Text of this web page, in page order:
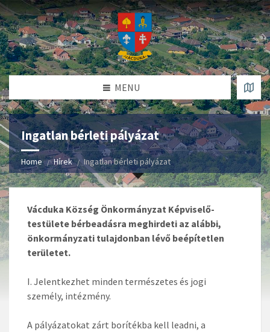
MENU
Ingatlan bérleti pályázat
Home Hírek Ingatlan bérleti pályázat
Vácduka Község Önkormányzat Képviselő-
testülete bérbeadásra meghirdeti az alábbi,
önkormányzati tulajdonban lévő beépítetlen
területet.
I. Jelentkezhet minden természetes és jogi
személy, intézmény.
A pályázatokat zárt borítékba kell leadni, a